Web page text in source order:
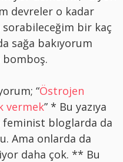
devreler o kadar
bir kaç
sağa bakıyorum
bomboş.
“Östrojen
vermek” * Bu yazıya
bloglarda da
Ama onlarda da
daha çok. ** Bu